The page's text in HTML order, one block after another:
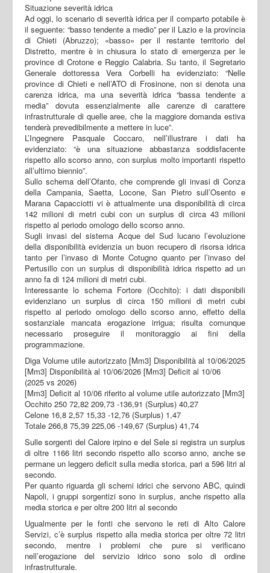
Situazione severità idrica
Ad oggi, lo scenario di severità idrica per il comparto potabile è
il seguente: “basso tendente a medio” per il Lazio e la provincia
di Chieti (Abruzzo); «basso» per il restante territorio del
Distretto, mentre è in chiusura lo stato di emergenza per le
province di Crotone e Reggio Calabria. Su tanto, il Segretario
Generale dottoressa Vera Corbelli ha evidenziato: “Nelle
province di Chieti e nell’ATO di Frosinone, non si denota una
carenza idrica, ma una severità idrica “bassa tendente a
media” dovuta essenzialmente alle carenze di carattere
infrastrutturale di quelle aree, che la maggiore domanda estiva
tenderà prevedibilmente a mettere in luce”.
L’Ingegnere Pasquale Coccaro, nell’illustrare i dati ha
evidenziato: “è una situazione abbastanza soddisfacente
rispetto allo scorso anno, con surplus molto importanti rispetto
all’ultimo biennio”.
Sullo schema dell’Ofanto, che comprende gli invasi di Conza
della Campania, Saetta, Locone, San Pietro sull’Osento e
Marana Capacciotti vi è attualmente una disponibilità di circa
142 milioni di metri cubi con un surplus di circa 43 milioni
rispetto al periodo omologo dello scorso anno.
Sugli invasi del sistema Acque del Sud lucano l’evoluzione
della disponibilità evidenzia un buon recupero di risorsa idrica
tanto per l’invaso di Monte Cotugno quanto per l’invaso del
Pertusillo con un surplus di disponibilità idrica rispetto ad un
anno fa di 124 milioni di metri cubi.
Interessante lo schema Fortore (Occhito): i dati disponibili
evidenziano un surplus di circa 150 milioni di metri cubi
rispetto al periodo omologo dello scorso anno, effetto della
sostanziale mancata erogazione irrigua; risulta comunque
necessario proseguire il monitoraggio ai fini della
programmazione.
Diga Volume utile autorizzato [Mm3] Disponibilità al 10/06/2025
[Mm3] Disponibilità al 10/06/2026 [Mm3] Deficit al 10/06
(2025 vs 2026)
[Mm3] Deficit al 10/06 riferito al volume utile autorizzato [Mm3]
Occhito 250 72,82 209,73 -136,91 (Surplus) 40,27
Celone 16,8 2,57 15,33 -12,76 (Surplus) 1,47
Totale 266,8 75,39 225,06 -149,67 (Surplus) 41,74
Sulle sorgenti del Calore irpino e del Sele si registra un surplus
di oltre 1166 litri secondo rispetto allo scorso anno, anche se
permane un leggero deficit sulla media storica, pari a 596 litri al
secondo.
Per quanto riguarda gli schemi idrici che servono ABC, quindi
Napoli, i gruppi sorgentizi sono in surplus, anche rispetto alla
media storica e per oltre 200 litri al secondo
Ugualmente per le fonti che servono le reti di Alto Calore
Servizi, c’è surplus rispetto alla media storica per oltre 72 litri
secondo, mentre i problemi che pure si verificano
nell’erogazione del servizio idrico sono solo di ordine
infrastrutturale.